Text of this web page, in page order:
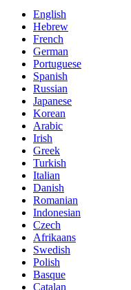
English
Hebrew
French
German
Portuguese
Spanish
Russian
Japanese
Korean
Arabic
Irish
Greek
Turkish
Italian
Danish
Romanian
Indonesian
Czech
Afrikaans
Swedish
Polish
Basque
Catalan